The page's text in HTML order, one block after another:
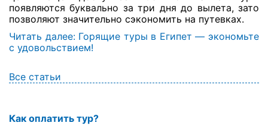
появляются буквально за три дня до вылета, зато
позволяют значительно сэкономить на путевках.
Читать далее: Горящие туры в Египет — экономьте
с удовольствием!
Все статьи
Как оплатить тур?